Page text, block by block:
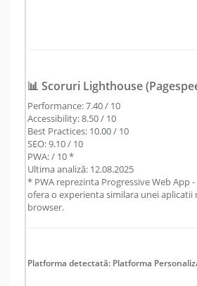
📊 Scoruri Lighthouse
Performance: 7.40 / 10
Accessibility: 8.50 / 10
Best Practices: 10.00 / 10
SEO: 9.10 / 10
PWA: / 10 *
Ultima analiză: 12.08.2025
* PWA reprezinta Progressive Web App
ofera o experienta similara unei aplicatii
browser.
Platforma detectată: Platforma